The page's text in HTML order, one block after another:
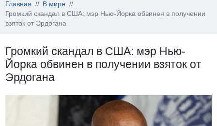
Главная
В мире
Громкий скандал в США: мэр Нью-Йорка обвинен в получении
взяток от Эрдогана
Громкий скандал в США: мэр Нью-
Йорка обвинен в получении взяток от
Эрдогана